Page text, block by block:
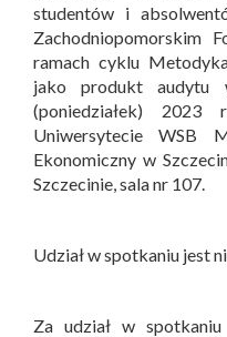
studentów i
Zachodniopomorskim
ramach cyklu
jako produkt audytu
(poniedziałek)
Uniwersytecie WSB
Ekonomiczny w
Szczecinie, sala nr 107.
Udział w spotkaniu jest
Za udział w